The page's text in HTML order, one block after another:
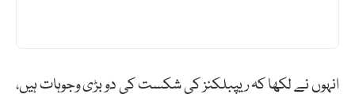
انہوں نے لکھا کہ ریپبلکنز کی شکست کی دو بڑی وجوہات ہیں،